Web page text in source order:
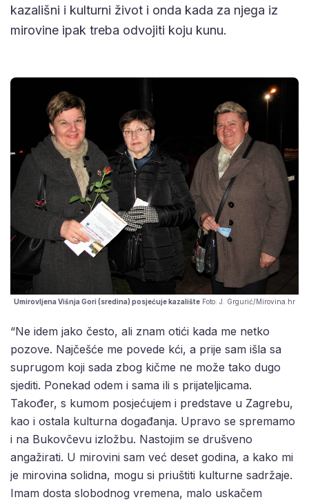
kazališni i kulturni život i onda kada za njega iz
mirovine ipak treba odvojiti koju kunu.
Umirovljena Višnja Gori (sredina) posjećuje kazalište Foto: J. Grgurić/Mirovina.hr
“Ne idem jako često, ali znam otići kada me netko
pozove. Najčešće me povede kći, a prije sam išla sa
suprugom koji sada zbog kičme ne može tako dugo
sjediti. Ponekad odem i sama ili s prijateljicama.
Također, s kumom posjećujem i predstave u Zagrebu,
kao i ostala kulturna događanja. Upravo se spremamo
i na Bukovčevu izložbu. Nastojim se drušveno
angažirati. U mirovini sam već deset godina, a kako mi
je mirovina solidna, mogu si priuštiti kulturne sadržaje.
Imam dosta slobodnog vremena, malo uskačem